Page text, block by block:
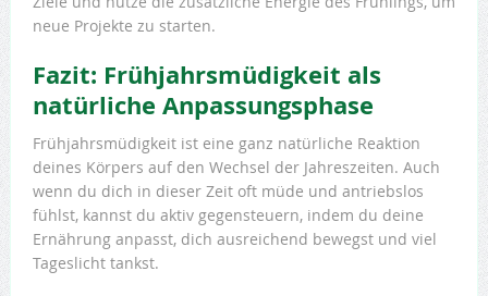
neue Projekte zu starten.
Fazit: Frühjahrsmüdigkeit als
natürliche Anpassungsphase
Frühjahrsmüdigkeit ist eine ganz natürliche Reaktion
deines Körpers auf den Wechsel der Jahreszeiten. Auch
wenn du dich in dieser Zeit oft müde und antriebslos
fühlst, kannst du aktiv gegensteuern, indem du deine
Ernährung anpasst, dich ausreichend bewegst und viel
Tageslicht tankst.